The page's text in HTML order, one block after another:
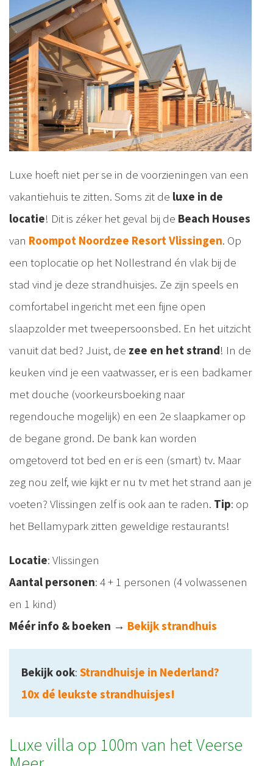
Luxe hoeft niet per se in de voorzieningen van een
vakantiehuis te zitten. Soms zit de luxe in de
locatie! Dit is zéker het geval bij de Beach Houses
van Roompot Noordzee Resort Vlissingen. Op
een toplocatie op het Nollestrand én vlak bij de
stad vind je deze strandhuisjes. Ze zijn speels en
comfortabel ingericht met een fijne open
slaapzolder met tweepersoonsbed. En het uitzicht
vanuit dat bed? Juist, de zee en het strand! In de
keuken vind je een vaatwasser, er is een badkamer
met douche (voorkeursboeking naar
regendouche mogelijk) en een 2e slaapkamer op
de begane grond. De bank kan worden
omgetoverd tot bed en er is een (smart) tv. Maar
zeg nou zelf, wie kijkt er nu tv met het strand aan je
voeten? Vlissingen zelf is ook aan te raden. Tip: op
het Bellamypark zitten geweldige restaurants!
Locatie: Vlissingen
Aantal personen: 4 + 1 personen (4 volwassenen
en 1 kind)
Méér info & boeken → Bekijk strandhuis
Bekijk ook: Strandhuisje in Nederland?
10x dé leukste strandhuisjes!
Luxe villa op 100m van het Veerse